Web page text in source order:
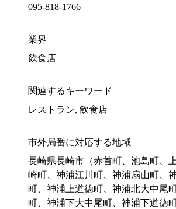
095-818-1766
業界
飲食店
関連するキーワード
レストラン, 飲食店
市外局番に対応する地域
長崎県長崎市（赤首町、池島町、
崎町、神浦江川町、神浦扇山町、
町、神浦上道徳町、神浦北大中尾
町、神浦下大中尾町、神浦下道徳